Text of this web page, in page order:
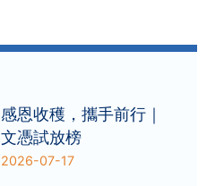
感恩收穫，攜手前行｜
文憑試放榜
2026-07-17